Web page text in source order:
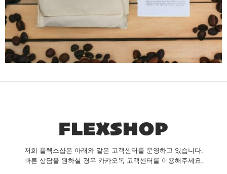
저희 플렉스샵은 아래와 같은 고객센터를 운영하고 있습니다.
빠른 상담을 원하실 경우 카카오톡 고객센터를 이용해주세요.